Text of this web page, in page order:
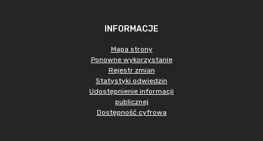
INFORMACJE
Mapa strony
Ponowne wykorzystanie
Rejestr zmian
Statystyki odwiedzin
Udostępnienie informacji
publicznej
Dostępność cyfrowa